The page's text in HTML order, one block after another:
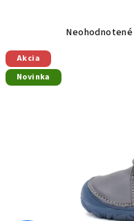
Priemerné
Neohodnotené
Akcia
Novinka